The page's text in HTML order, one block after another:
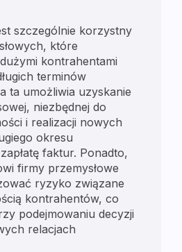
szczególnie korzystny
które
kontrahentami
terminów
ta umożliwia uzyskanie
niezbędnej do
i realizacji nowych
okresu
faktur. Ponadto,
firmy przemysłowe
ryzyko związane
kontrahentów, co
podejmowaniu decyzji
relacjach